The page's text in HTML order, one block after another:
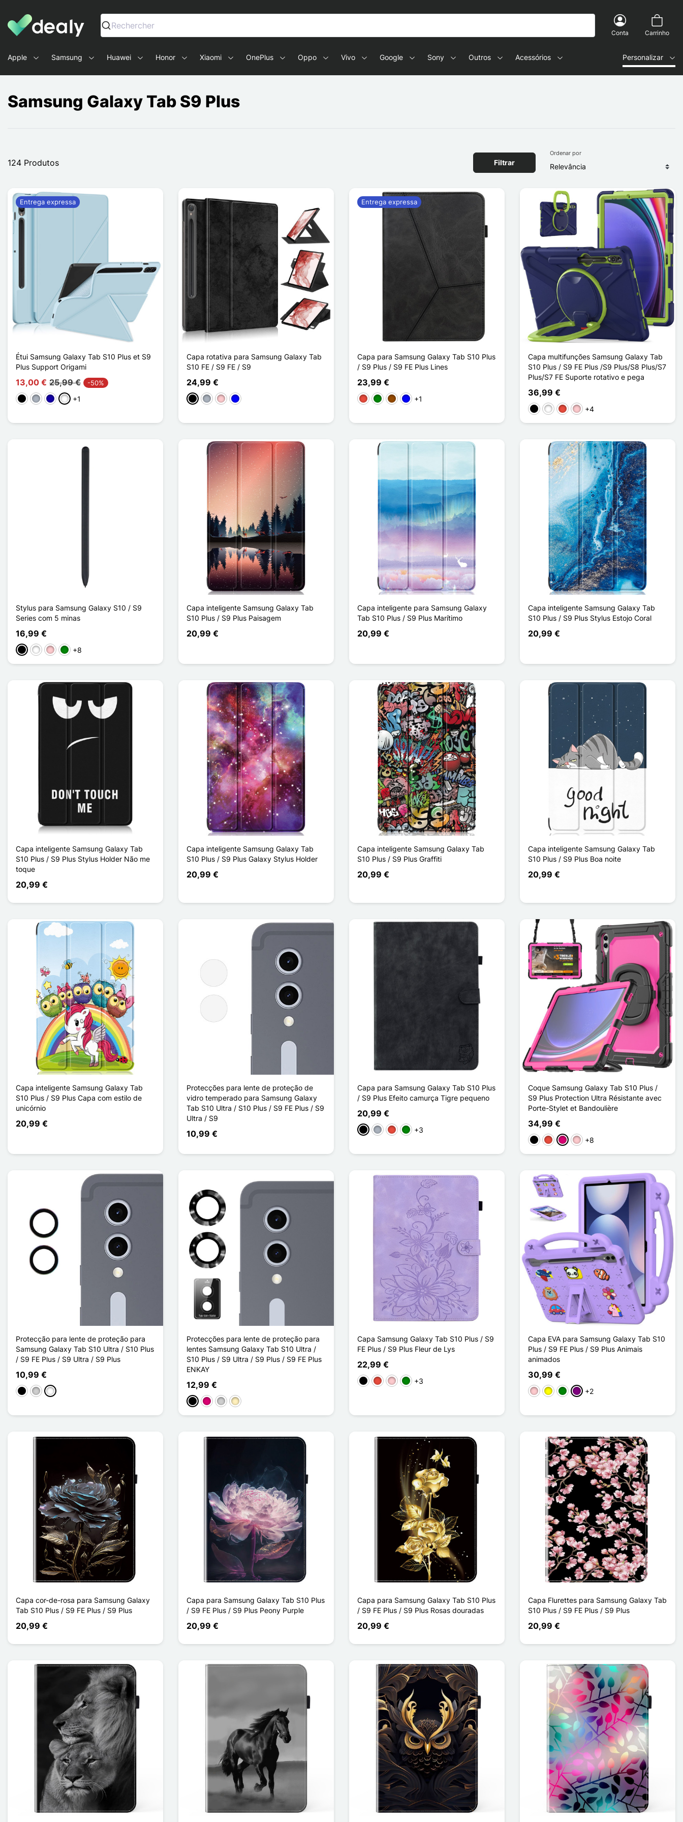
Dealy - Capas e acessórios para smartphones e tablets
Rechercher
Conta Carrinho
Apple Samsung Huawei Honor Xiaomi OnePlus Oppo Vivo Google Sony Outros Acessórios Personalizar
Samsung Galaxy Tab S9 Plus
124 Produtos Filtrar
Ordenar por
Étui Samsung Galaxy Tab S10 Plus et S9
Plus Support Origami
13,00 € 25,99 € -50%
PretoCinzentoAzul Escuro
Bleu Ciel
+1
Entrega expressa
Capa rotativa para Samsung Galaxy Tab
S10 FE / S9 FE / S9
24,99 €
PretoCinzento
RosaAzul
Capa para Samsung Galaxy Tab S10 Plus
/ S9 Plus / S9 FE Plus Lines
23,99 €
Vermelho
VerdeCastanho
Azul+1
Entrega expressa
Capa multifunções Samsung Galaxy Tab
S10 Plus / S9 FE Plus /S9 Plus/S8 Plus/S7
Plus/S7 FE Suporte rotativo e pega
36,99 €
PretoBrancoVermelho
Rosa+4
Stylus para Samsung Galaxy S10 / S9
Series com 5 minas
16,99 €
PretoBrancoRosaVerde
+8
Capa inteligente Samsung Galaxy Tab
S10 Plus / S9 Plus Paisagem
20,99 €
Capa inteligente para Samsung Galaxy
Tab S10 Plus / S9 Plus Marítimo
20,99 €
Capa inteligente Samsung Galaxy Tab
S10 Plus / S9 Plus Stylus Estojo Coral
20,99 €
Capa inteligente Samsung Galaxy Tab
S10 Plus / S9 Plus Stylus Holder Não me
toque
20,99 €
Capa inteligente Samsung Galaxy Tab
S10 Plus / S9 Plus Galaxy Stylus Holder
20,99 €
Capa inteligente Samsung Galaxy Tab
S10 Plus / S9 Plus Graffiti
20,99 €
Capa inteligente Samsung Galaxy Tab
S10 Plus / S9 Plus Boa noite
20,99 €
Capa inteligente Samsung Galaxy Tab
S10 Plus / S9 Plus Capa com estilo de
unicórnio
20,99 €
Protecções para lente de proteção de
vidro temperado para Samsung Galaxy
Tab S10 Ultra / S10 Plus / S9 FE Plus / S9
Ultra / S9
10,99 €
Capa para Samsung Galaxy Tab S10 Plus
/ S9 Plus Efeito camurça Tigre pequeno
20,99 €
PretoCinzentoVermelho
Verde
+3
Coque Samsung Galaxy Tab S10 Plus /
S9 Plus Protection Ultra Résistante avec
Porte-Stylet et Bandoulière
34,99 €
PretoVermelho
Magenta
Rosa+8
Protecção para lente de proteção para
Samsung Galaxy Tab S10 Ultra / S10 Plus
/ S9 FE Plus / S9 Ultra / S9 Plus
10,99 €
PretoPrataMulticolore
Protecções para lente de proteção para
lentes Samsung Galaxy Tab S10 Ultra /
S10 Plus / S9 Ultra / S9 Plus / S9 FE Plus
ENKAY
12,99 €
PretoMagenta
PrataOuro
Capa Samsung Galaxy Tab S10 Plus / S9
FE Plus / S9 Plus Fleur de Lys
22,99 €
PretoVermelho
RosaVerde
+3
Capa EVA para Samsung Galaxy Tab S10
Plus / S9 FE Plus / S9 Plus Animais
animados
30,99 €
RosaAmarelo
VerdePúrpura
+2
Capa cor-de-rosa para Samsung Galaxy
Tab S10 Plus / S9 FE Plus / S9 Plus
20,99 €
Capa para Samsung Galaxy Tab S10 Plus
/ S9 FE Plus / S9 Plus Peony Purple
20,99 €
Capa para Samsung Galaxy Tab S10 Plus
/ S9 FE Plus / S9 Plus Rosas douradas
20,99 €
Capa Flurettes para Samsung Galaxy Tab
S10 Plus / S9 FE Plus / S9 Plus
20,99 €